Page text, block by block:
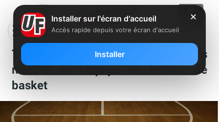
TF1 décroche les droits en clair des
matchs de l’équipe de France de
basket
✕
Installer sur l'écran d'accueil
Accès rapide depuis votre écran d'accueil
Installer